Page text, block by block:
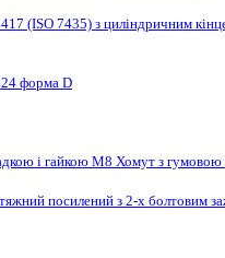
(ISO 7435) з циліндричним
форма D
і гайкою M8 Хомут з
посилений з 2-х болтовим